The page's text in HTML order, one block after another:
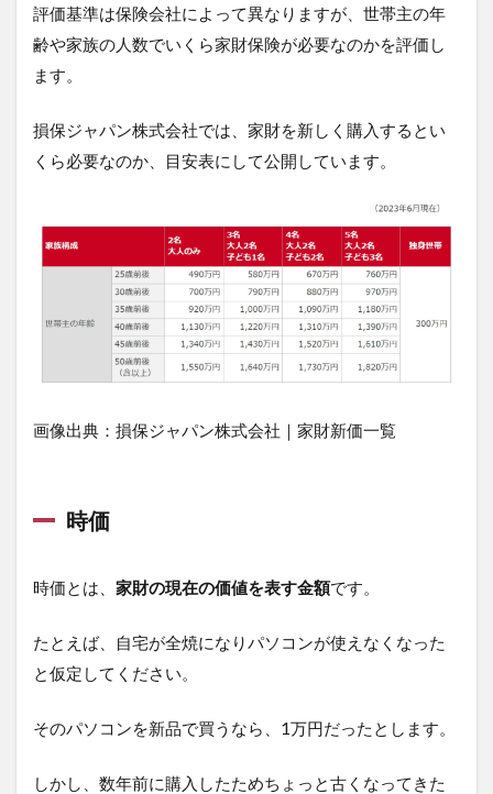
評価基準は保険会社によって異なりますが、世帯主の年
齢や家族の人数でいくら家財保険が必要なのかを評価し
ます。
損保ジャパン株式会社では、家財を新しく購入するとい
くら必要なのか、目安表にして公開しています。
画像出典：損保ジャパン株式会社｜家財新価一覧
時価
時価とは、 家財の現在の価値を表す金額です。
たとえば、自宅が全焼になりパソコンが使えなくなった
と仮定してください。
そのパソコンを新品で買うなら、1万円だったとします。
しかし、数年前に購入したためちょっと古くなってきた